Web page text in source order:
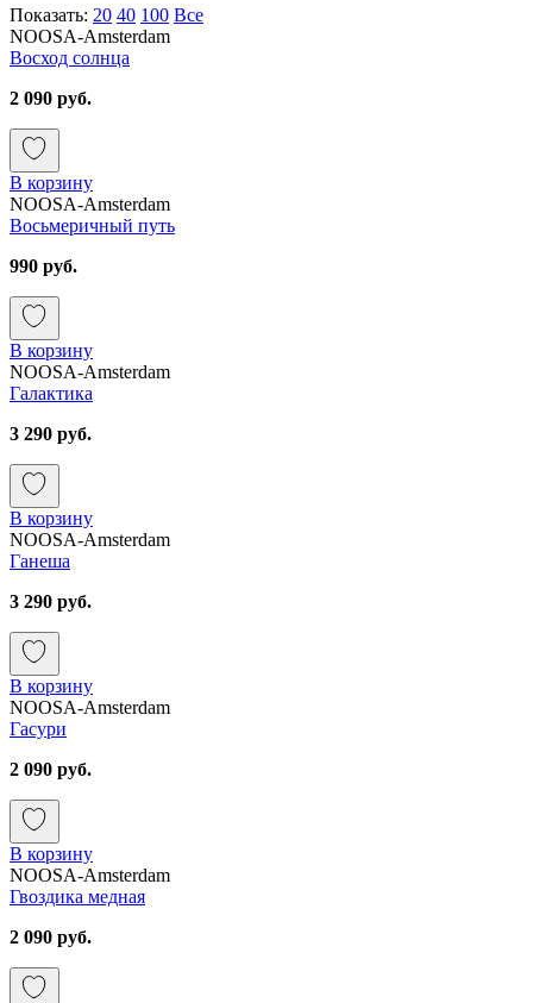
Показать: 20 40 100 Все
NOOSA-Amsterdam
Восход солнца
2 090 руб.
В корзину
NOOSA-Amsterdam
Восьмеричный путь
990 руб.
В корзину
NOOSA-Amsterdam
Галактика
3 290 руб.
В корзину
NOOSA-Amsterdam
Ганеша
3 290 руб.
В корзину
NOOSA-Amsterdam
Гасури
2 090 руб.
В корзину
NOOSA-Amsterdam
Гвоздика медная
2 090 руб.